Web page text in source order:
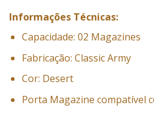
Informações Técnicas:
Capacidade: 02 Magazines
Fabricação: Classic Army
Cor: Desert
Porta Magazine compatível